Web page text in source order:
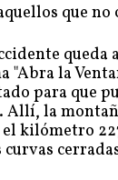
que no
queda
"Abra la
para que
Allí, la
kilómetro